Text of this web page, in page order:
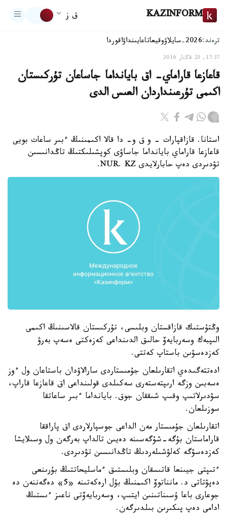
KAZINFORM ق ز
ترەند:2026-سايلاۋ وقيعاتاعايىنداۋاقوردا
17:37, 23 قاڭتار 2016
قاعازعا قاراماي- اق بايانداما جاساعان تۇركىستان
اكىمى تۇرعىنداردان العىس الدى
استانا. قازاقپارات - و ق و- دا قالا اكىمىنىڭ ءبىر ساعات بويى
قاعازعا قاراماي بايانداما جاساۋى كوپشىلىكتىڭ تاڭدانىسىن
تۋدىردى دەپ حابارلايدى NUR. KZ.
وڭتۇستىك قازاقستان وبلىسى، تۇركىستان قالاسىنىڭ اكىمى
الىپبەك وسەربايەۆ حالىق الدىنداعى كەزەكتى ەسەپ بەرۋ
كەزدەسۋىن باستاپ كەتتى.
ادەتتەگىدەي اتقارىلعان جۇمىستاردى سارالاۋدان باستاعان ول ءوز
ەسەبىن وزگە ارىپتەستەرى سەكىلدى قولىنداعى اق قاعازعا قاراپ،
سۋدىرلاتىپ وقىپ شىققان جوق. بايانداما ءبىر ساعاتقا
سوزىلعان.
اتقارىلعان جۇمىستار مەن الداعى جوسپارلاردى اق پاراققا
قاراماستان بۇگە-شۇگەسىنە دەيىن تالداپ بەرگەن ول وسىلايشا
كەزدەسۋگە كەلۋشىلەردىڭ تاڭدانىسىن تۋدىردى.
ءتىپتى جيىنعا قاتىسقان وبلىستىق ءماسليحاتتىڭ بۇرىنعى
دەپۋتاتى د. مانناتوۆ اكىمنىڭ بۇل ارەكەتىنە «5» دەگەننەن دە
جوعارى باعا ۇسىناتىنىن ايتىپ، وسەربايەۆتى ناعىز ءىستىڭ
ادامى دەپ پىكىرىن بىلدىرگەن.